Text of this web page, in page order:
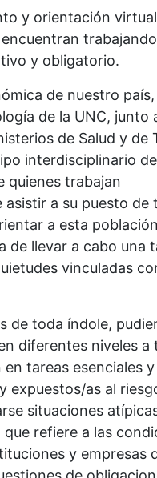
y orientación
trabajando
y obligatorio.
de nuestro país,
de la UNC, junto
de Salud y de
interdisciplinario de
quienes trabajan
a su puesto de
a esta
de llevar a cabo una
vinculadas
de toda índole,
diferentes niveles a
tareas esenciales y
expuestos/as al
situaciones
refiere a las
y empresas